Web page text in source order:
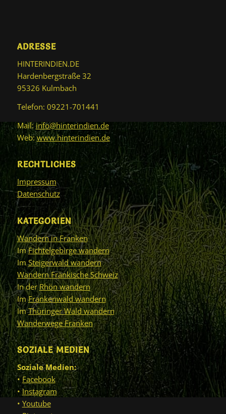
ADRESSE
HINTERINDIEN.DE
Hardenbergstraße 32
95326 Kulmbach
Telefon: 09221-701441
Mail:info@hinterindien.de
Web:www.hinterindien.de
RECHTLICHES
Impressum
Datenschutz
KATEGORIEN
Wandern in Franken
ImFichtelgebirge wandern
ImSteigerwald wandern
Wandern Fränkische Schweiz
In derRhön wandern
ImFrankenwald wandern
ImThüringer Wald wandern
Wanderwege Franken
SOZIALE MEDIEN
Soziale Medien:
•Facebook
•Instagram
• Youtube